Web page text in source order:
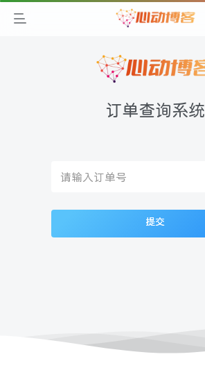
订单查询系统
提交